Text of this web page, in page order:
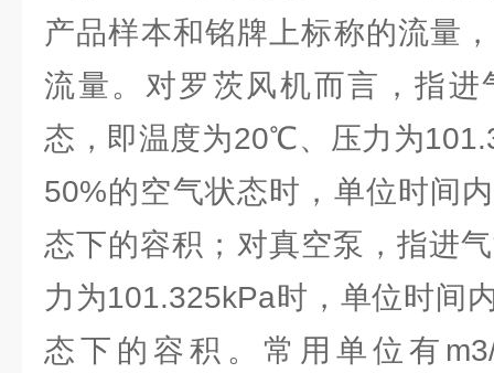
产品样本和铭牌上标称的流量
流量。对罗茨风机而言，指进
态，即温度为20℃、压力为
50%的空气状态时，单位时间
态下的容积；对真空泵，指进
力为101.325kPa时，单位时间
态下的容积。常用单位有